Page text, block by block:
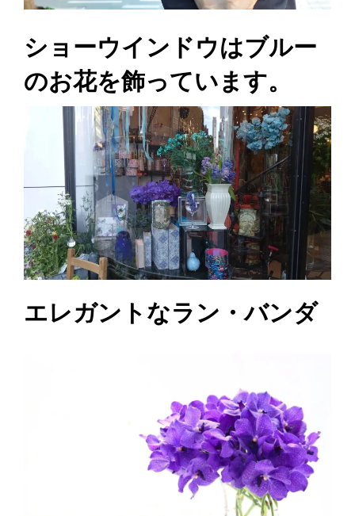
ショーウインドウはブルー
のお花を飾っています。
エレガントなラン・バンダ